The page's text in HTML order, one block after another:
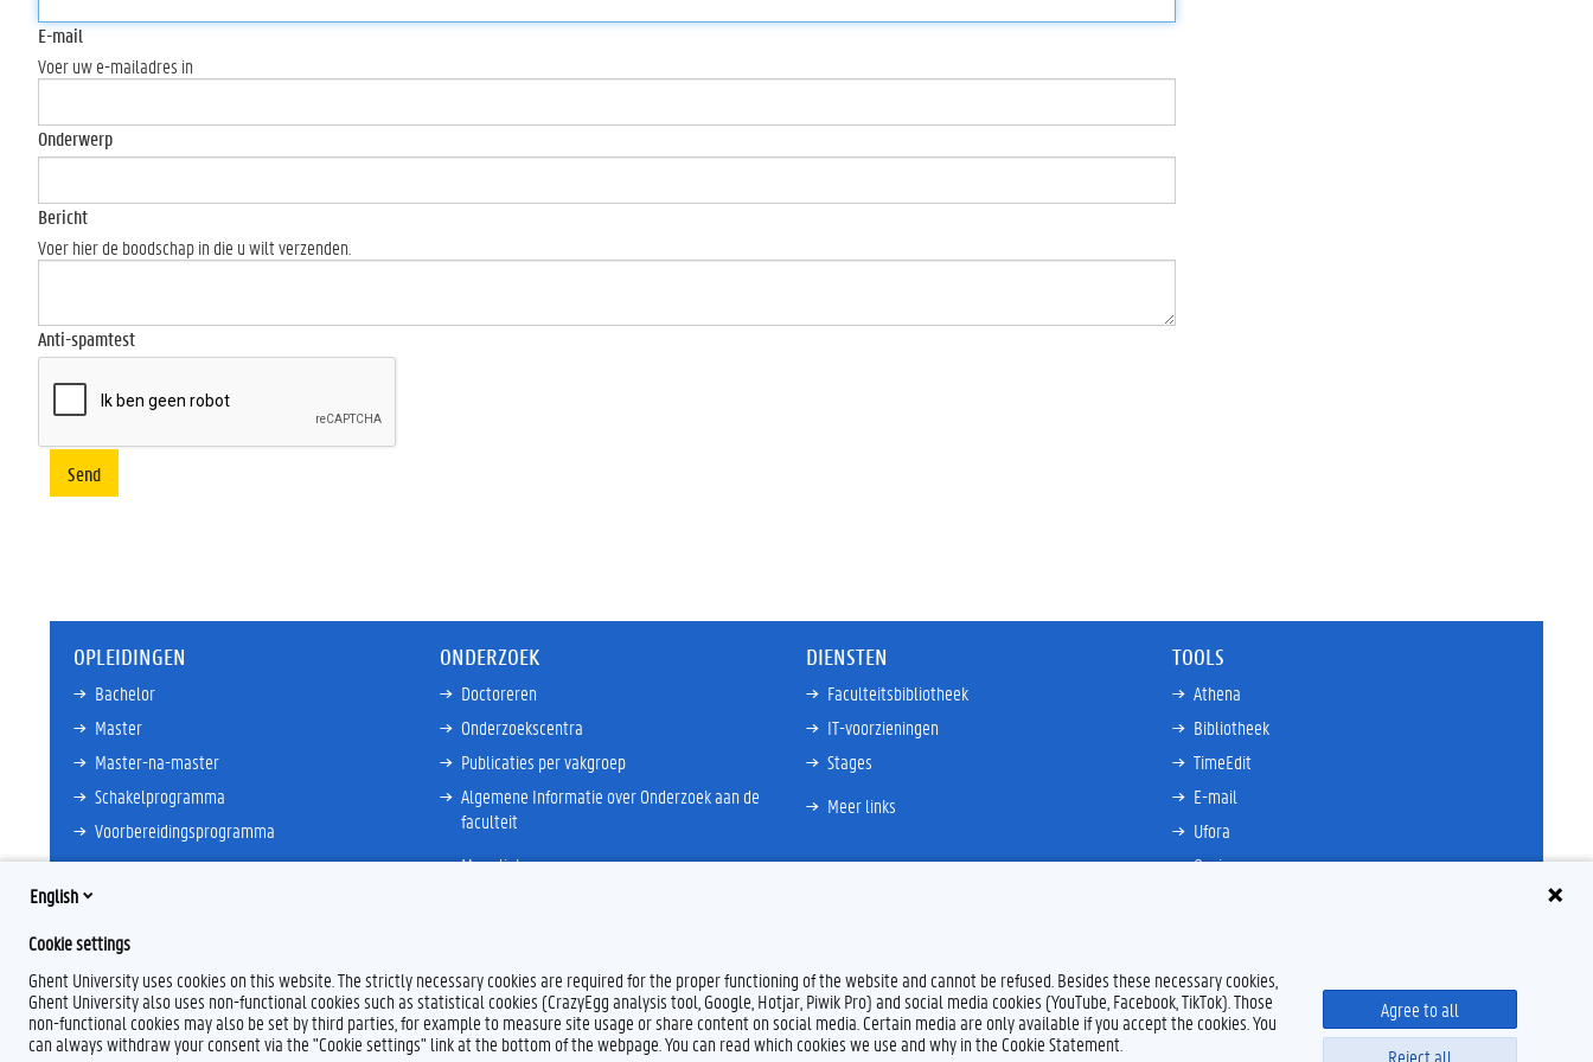
E-mail
Voer uw e-mailadres in
Onderwerp
Bericht
Voer hier de boodschap in die u wilt verzenden.
Anti-spamtest
Send
OPLEIDINGEN
Bachelor
Master
Master-na-master
Schakelprogramma
Voorbereidingsprogramma
ONDERZOEK
Doctoreren
Onderzoekscentra
Publicaties per vakgroep
Algemene Informatie over Onderzoek aan de
faculteit
Meer links
DIENSTEN
Faculteitsbibliotheek
IT-voorzieningen
Stages
Meer links
TOOLS
Athena
Bibliotheek
TimeEdit
E-mail
Ufora
Oasis
English
Cookie settings
Ghent University uses cookies on this website. The strictly necessary cookies are required for the proper functioning of the website and cannot be refused. Besides these necessary cookies,
Ghent University also uses non-functional cookies such as statistical cookies (CrazyEgg analysis tool, Google, Hotjar, Piwik Pro) and social media cookies (YouTube, Facebook, TikTok). Those
non-functional cookies may also be set by third parties, for example to measure site usage or share content on social media. Certain media are only available if you accept the cookies. You
can always withdraw your consent via the "Cookie settings" link at the bottom of the webpage. You can read which cookies we use and why in the Cookie Statement.
Agree to all
Reject all